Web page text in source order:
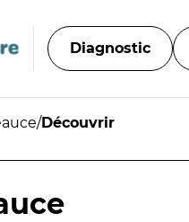
Diagnostic
/Découvrir